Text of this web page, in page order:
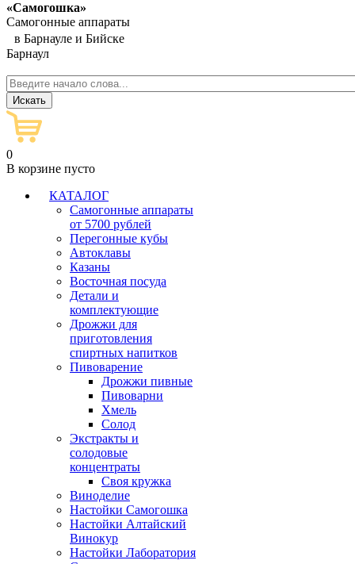
«Самогошка»
Самогонные аппараты
в Барнауле и Бийске
Барнаул
0
В корзине пусто
КАТАЛОГ
Самогонные аппараты
от 5700 рублей
Перегонные кубы
Автоклавы
Казаны
Восточная посуда
Детали и
комплектующие
Дрожжи для
приготовления
спиртных напитков
Пивоварение
Дрожжи пивные
Пивоварни
Хмель
Солод
Экстракты и
солодовые
концентраты
Своя кружка
Виноделие
Настойки Самогошка
Настойки Алтайский
Винокур
Настойки Лаборатория